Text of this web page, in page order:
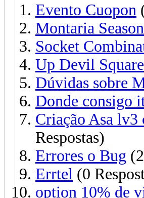
Evento Cuopon
Montaria
Socket
Up Devil Square
Dúvidas sobre
Donde consigo
Criação Asa lv3
Respostas)
Errores o Bug
Errtel (0
option 10% de